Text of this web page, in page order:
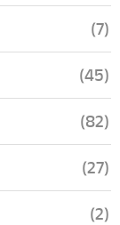
(7)
(45)
(82)
(27)
(2)